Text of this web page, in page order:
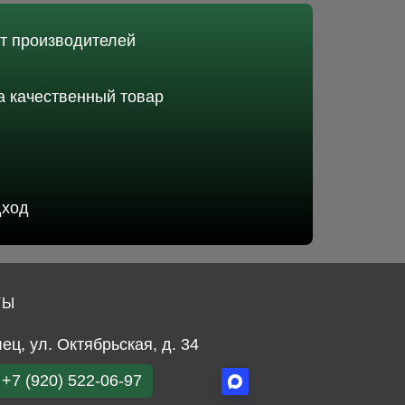
производителей
товар
ул. Октябрьская, д. 34
+7 (920) 522-06-97